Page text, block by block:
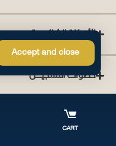
الأسئلة الشائعــــــة
خطوات التسجيــــل
CART
Accept and close